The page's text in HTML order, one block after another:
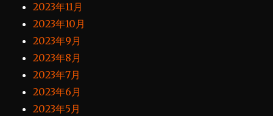
2023年11月
2023年10月
2023年9月
2023年8月
2023年7月
2023年6月
2023年5月